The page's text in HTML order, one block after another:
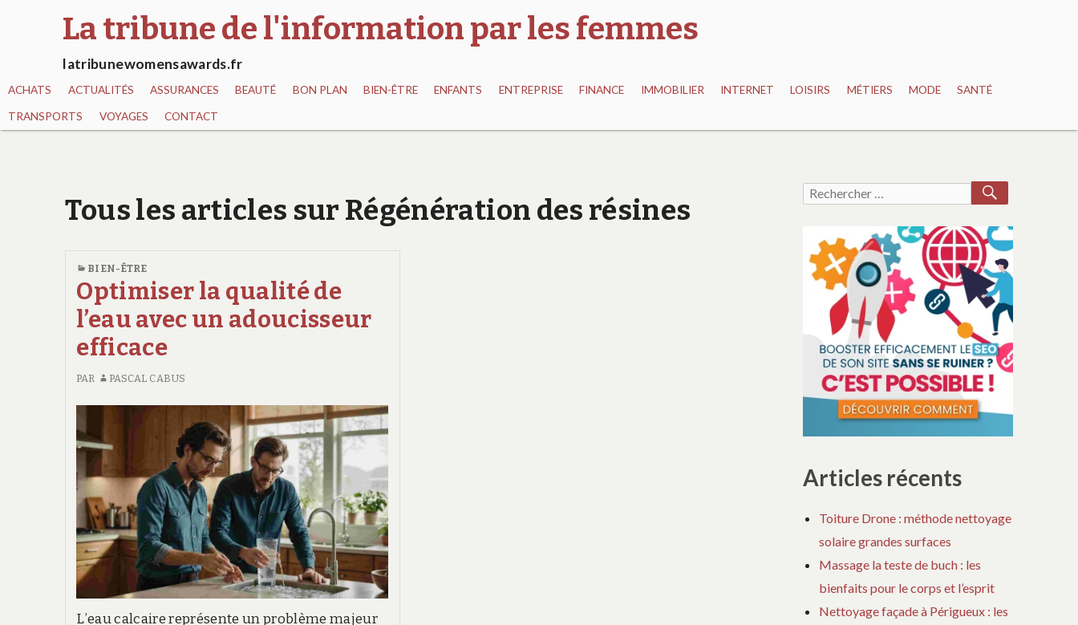
La tribune de l'information par les femmes
latribunewomensawards.fr
ACHATS ACTUALITÉS ASSURANCES BEAUTÉ BON PLAN BIEN-ÊTRE ENFANTS ENTREPRISE FINANCE IMMOBILIER INTERNET LOISIRS MÉTIERS MODE SANTÉ
TRANSPORTS VOYAGES CONTACT
Tous les articles sur Régénération des résines
BIEN-ÊTRE
Optimiser la qualité de
l’eau avec un adoucisseur
efficace
PAR PASCAL CABUS
L’eau calcaire représente un problème majeur
Recherche
Articles récents
Toiture Drone : méthode nettoyage
solaire grandes surfaces
Massage la teste de buch : les
bienfaits pour le corps et l’esprit
Nettoyage façade à Périgueux : les